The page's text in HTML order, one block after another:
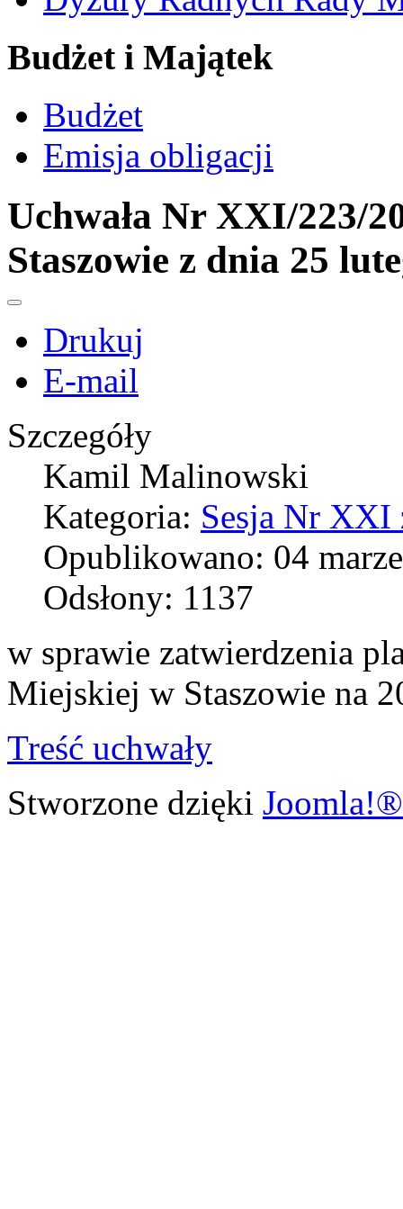
Budżet i Majątek
Budżet
Emisja obligacji
Uchwała Nr XXI/223/
Staszowie z dnia 25
Drukuj
E-mail
Szczegóły
Kamil Malinowski
Kategoria: Sesja Nr XXI
Opublikowano: 04
Odsłony: 1137
w sprawie zatwierdzenia
Miejskiej w Staszowie na
Treść uchwały
Stworzone dzięki Joomla!®